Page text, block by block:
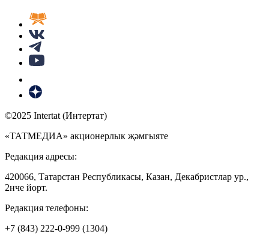
©2025 Intertat (Интертат)
«ТАТМЕДИА» акционерлык җәмгыяте
Редакция адресы:
420066, Татарстан Республикасы, Казан, Декабристлар ур.,
2нче йорт.
Редакция телефоны:
+7 (843) 222-0-999 (1304)